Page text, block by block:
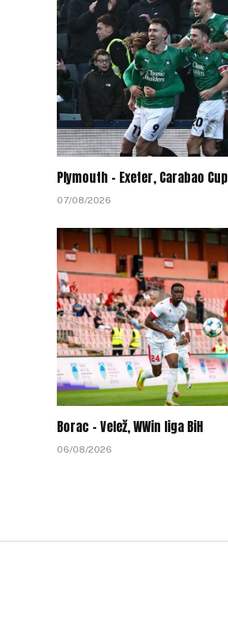
Plymouth – Exeter, Carabao Cup
07/08/2026
Borac – Velež, WWin liga BiH
06/08/2026